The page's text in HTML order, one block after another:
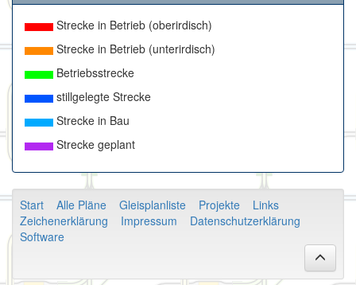
Strecke in Betrieb (oberirdisch)
Strecke in Betrieb (unterirdisch)
Betriebsstrecke
stillgelegte Strecke
Strecke in Bau
Strecke geplant
Start Alle Pläne Gleisplanliste Projekte
Links
Zeichenerklärung
Impressum
Datenschutzerklärung
Software